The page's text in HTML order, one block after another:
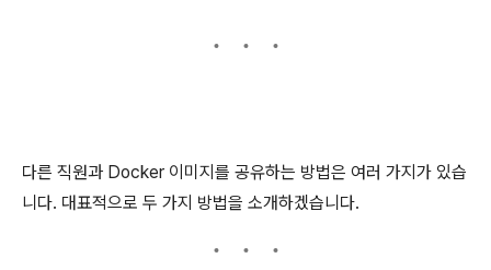
다른 직원과 Docker 이미지를 공유하는 방법은 여러 가지가 있습
니다. 대표적으로 두 가지 방법을 소개하겠습니다.